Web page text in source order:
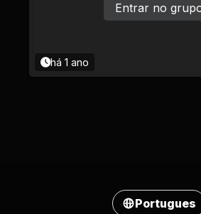
há 1 ano
Entrar no
Portugues